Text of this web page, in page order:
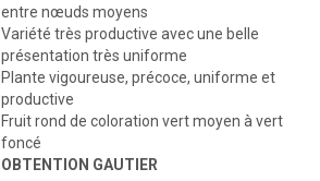
entre nœuds moyens
Variété très productive avec une belle
présentation très uniforme
Plante vigoureuse, précoce, uniforme et
productive
Fruit rond de coloration vert moyen à vert
foncé
OBTENTION GAUTIER